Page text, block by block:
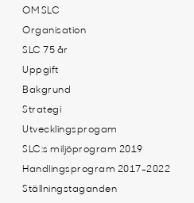
OM SLC
Organisation
SLC 75 år
Uppgift
Bakgrund
Strategi
Utvecklingsprogam
SLC:s miljöprogram 2019
Handlingsprogram 2017-2022
Ställningstaganden